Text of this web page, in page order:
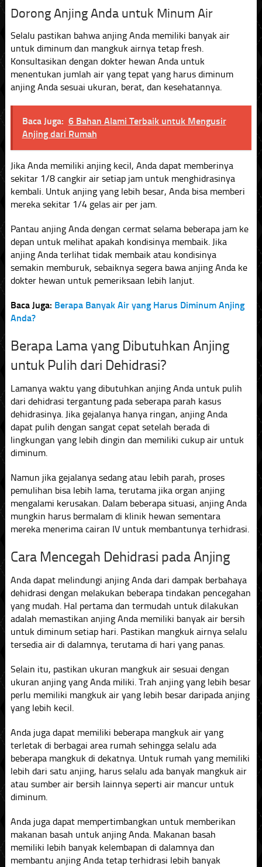
Dorong Anjing Anda untuk Minum Air
Selalu pastikan bahwa anjing Anda memiliki banyak air
untuk diminum dan mangkuk airnya tetap fresh.
Konsultasikan dengan dokter hewan Anda untuk
menentukan jumlah air yang tepat yang harus diminum
anjing Anda sesuai ukuran, berat, dan kesehatannya.
Baca Juga: 6 Bahan Alami Terbaik untuk Mengusir
Anjing dari Rumah
Jika Anda memiliki anjing kecil, Anda dapat memberinya
sekitar 1/8 cangkir air setiap jam untuk menghidrasinya
kembali. Untuk anjing yang lebih besar, Anda bisa memberi
mereka sekitar 1/4 gelas air per jam.
Pantau anjing Anda dengan cermat selama beberapa jam ke
depan untuk melihat apakah kondisinya membaik. Jika
anjing Anda terlihat tidak membaik atau kondisinya
semakin memburuk, sebaiknya segera bawa anjing Anda ke
dokter hewan untuk pemeriksaan lebih lanjut.
Baca Juga: Berapa Banyak Air yang Harus Diminum Anjing
Anda?
Berapa Lama yang Dibutuhkan Anjing
untuk Pulih dari Dehidrasi?
Lamanya waktu yang dibutuhkan anjing Anda untuk pulih
dari dehidrasi tergantung pada seberapa parah kasus
dehidrasinya. Jika gejalanya hanya ringan, anjing Anda
dapat pulih dengan sangat cepat setelah berada di
lingkungan yang lebih dingin dan memiliki cukup air untuk
diminum.
Namun jika gejalanya sedang atau lebih parah, proses
pemulihan bisa lebih lama, terutama jika organ anjing
mengalami kerusakan. Dalam beberapa situasi, anjing Anda
mungkin harus bermalam di klinik hewan sementara
mereka menerima cairan IV untuk membantunya terhidrasi.
Cara Mencegah Dehidrasi pada Anjing
Anda dapat melindungi anjing Anda dari dampak berbahaya
dehidrasi dengan melakukan beberapa tindakan pencegahan
yang mudah. Hal pertama dan termudah untuk dilakukan
adalah memastikan anjing Anda memiliki banyak air bersih
untuk diminum setiap hari. Pastikan mangkuk airnya selalu
tersedia air di dalamnya, terutama di hari yang panas.
Selain itu, pastikan ukuran mangkuk air sesuai dengan
ukuran anjing yang Anda miliki. Trah anjing yang lebih besar
perlu memiliki mangkuk air yang lebih besar daripada anjing
yang lebih kecil.
Anda juga dapat memiliki beberapa mangkuk air yang
terletak di berbagai area rumah sehingga selalu ada
beberapa mangkuk di dekatnya. Untuk rumah yang memiliki
lebih dari satu anjing, harus selalu ada banyak mangkuk air
atau sumber air bersih lainnya seperti air mancur untuk
diminum.
Anda juga dapat mempertimbangkan untuk memberikan
makanan basah untuk anjing Anda. Makanan basah
memiliki lebih banyak kelembapan di dalamnya dan
membantu anjing Anda tetap terhidrasi lebih banyak